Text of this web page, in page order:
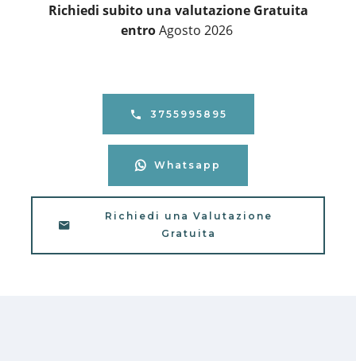
Richiedi subito una valutazione Gratuita
entroAgosto 2026
3755995895
Whatsapp
Richiedi una Valutazione
Gratuita